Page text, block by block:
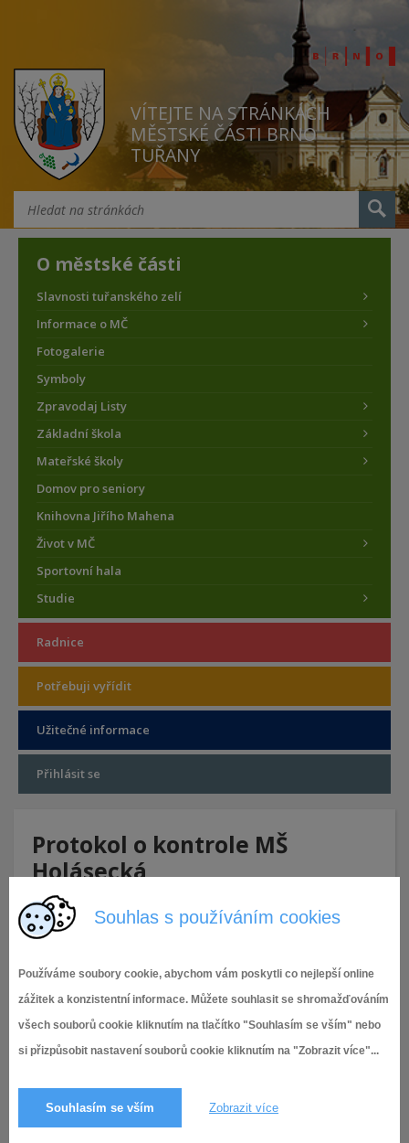
Souhlas s používáním cookies
Používáme soubory cookie, abychom vám poskytli co nejlepší online
zážitek a konzistentní informace. Můžete souhlasit se shromažďováním
všech souborů cookie kliknutím na tlačítko "Souhlasím se vším" nebo
si přizpůsobit nastavení souborů cookie kliknutím na "Zobrazit více"...
Souhlasím se vším Zobrazit více
VÍTEJTE NA STRÁNKÁCH
MĚSTSKÉ ČÁSTI BRNO
TUŘANY
O městské části
Slavnosti tuřanského zelí
Informace o MČ
Fotogalerie
Symboly
Zpravodaj Listy
Základní škola
Mateřské školy
Domov pro seniory
Knihovna Jiřího Mahena
Život v MČ
Sportovní hala
Studie
Radnice
Potřebuji vyřídit
Užitečné informace
Přihlásit se
Protokol o kontrole MŠ
Holásecká
Úvod
Protokol o kontrole MŠ Holásecká
Protokol o kontrole MŠ Holásecká